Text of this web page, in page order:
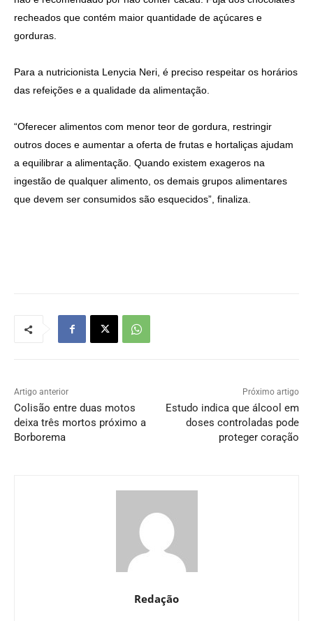
recheados que contém maior quantidade de açúcares e
gorduras.
Para a nutricionista Lenycia Neri, é preciso respeitar os horários
das refeições e a qualidade da alimentação.
“Oferecer alimentos com menor teor de gordura, restringir
outros doces e aumentar a oferta de frutas e hortaliças ajudam
a equilibrar a alimentação. Quando existem exageros na
ingestão de qualquer alimento, os demais grupos alimentares
que devem ser consumidos são esquecidos”, finaliza.
Artigo anterior
Colisão entre duas motos
deixa três mortos próximo a
Borborema
Próximo artigo
Estudo indica que álcool em
doses controladas pode
proteger coração
Redação